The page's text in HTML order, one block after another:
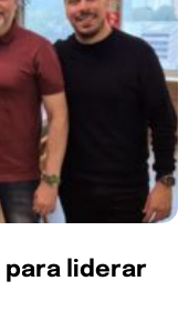
para liderar